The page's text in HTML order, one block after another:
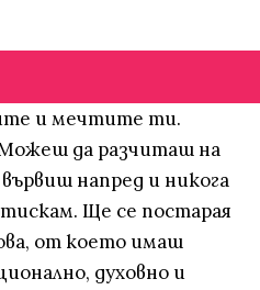
и мечтите ти.
да разчиташ на
напред и никога
Ще се постарая
от което имаш
духовно и